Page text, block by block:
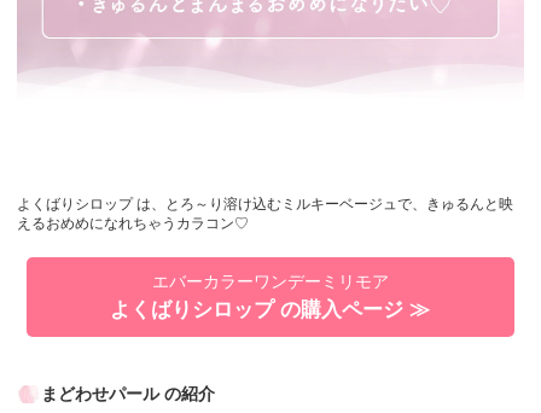
よくばりシロップ は、とろ～り溶け込むミルキーベージュで、きゅるんと映
えるおめめになれちゃうカラコン♡
エバーカラーワンデーミリモア
よくばりシロップ の購入ページ ≫
まどわせパール の紹介